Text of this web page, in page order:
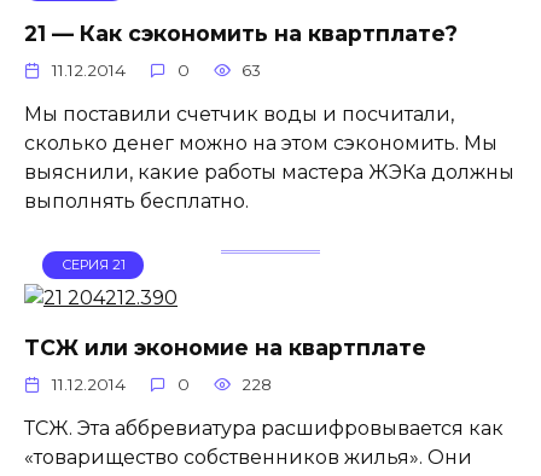
21 — Как сэкономить на квартплате?
11.12.2014 0 63
Мы поставили счетчик воды и посчитали,
сколько денег можно на этом сэкономить. Мы
выяснили, какие работы мастера ЖЭКа должны
выполнять бесплатно.
СЕРИЯ 21
ТСЖ или экономие на квартплате
11.12.2014 0 228
ТСЖ. Эта аббревиатура расшифровывается как
«товарищество собственников жилья». Они